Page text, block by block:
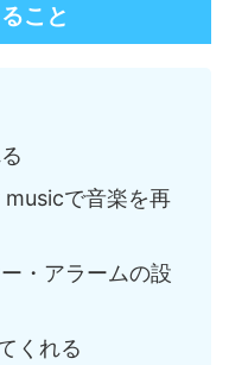
こと
で音楽を再
・アラームの設
くれる